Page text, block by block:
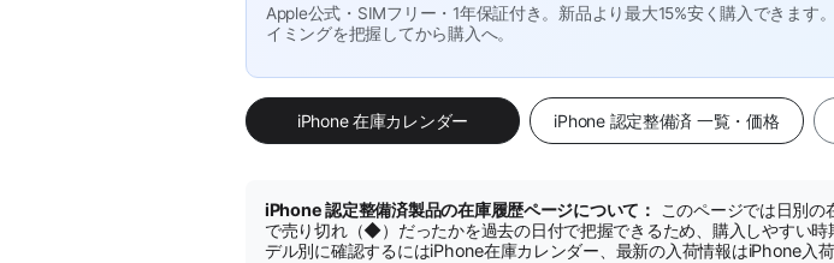
Apple公式・SIMフリー・1年保証付き。新品より最大15%安く購入できます
イミングを把握してから購入へ。
iPhone 在庫カレンダー iPhone 認定整備済 一覧・価格
iPhone 認定整備済製品の在庫履歴ページについて：
このページでは日別
で売り切れ（◆）だったかを過去の日付で把握できるため、購入しやすい
デル別に確認するにはiPhone在庫カレンダー、最新の入荷情報はiPhone入